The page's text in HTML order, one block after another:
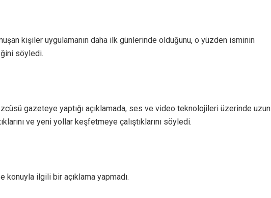
kişiler uygulamanın daha ilk günlerinde olduğunu, o yüzden isminin
söyledi.
gazeteye yaptığı açıklamada, ses ve video teknolojileri üzerinde uzun
ve yeni yollar keşfetmeye çalıştıklarını söyledi.
konuyla ilgili bir açıklama yapmadı.